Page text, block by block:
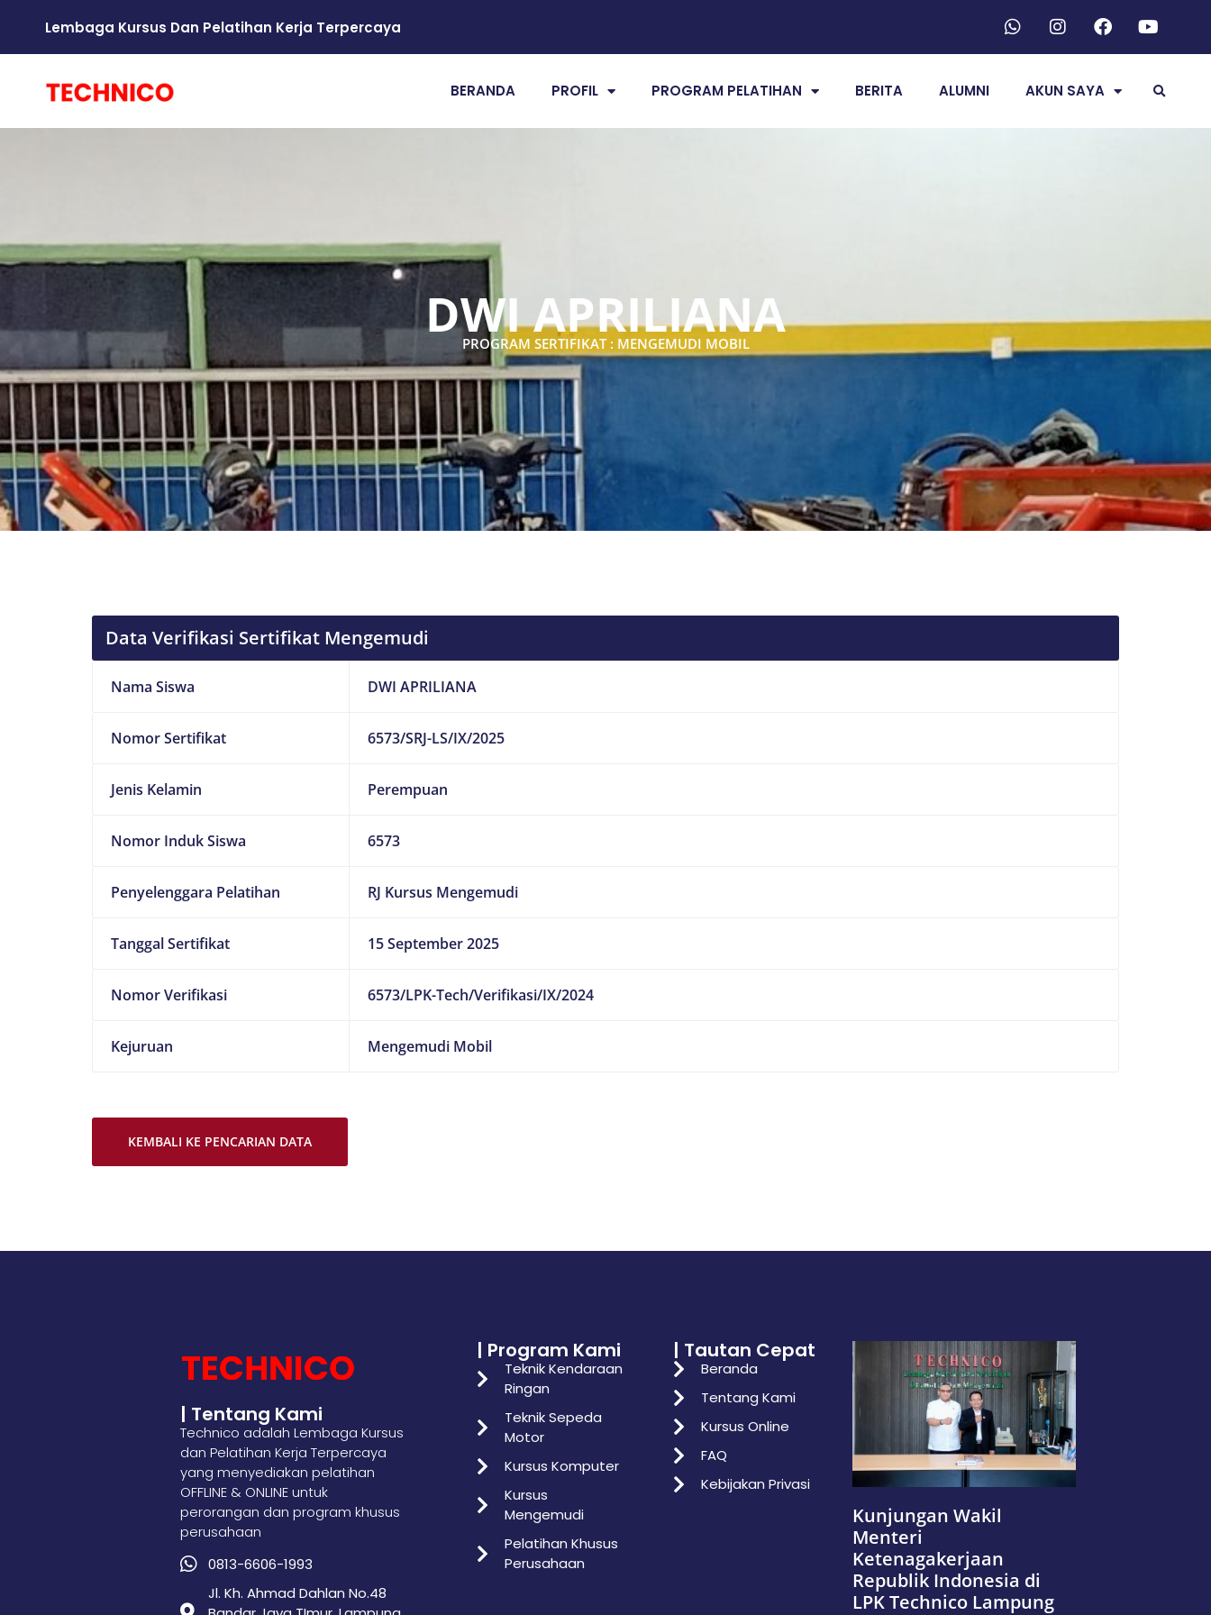
Lembaga Kursus Dan Pelatihan Kerja Terpercaya
BERANDA PROFIL PROGRAM PELATIHAN BERITA ALUMNI AKUN SAYA
DWI APRILIANA
PROGRAM SERTIFIKAT : MENGEMUDI MOBIL
Data Verifikasi Sertifikat Mengemudi
Nama Siswa DWI APRILIANA
Nomor Sertifikat 6573/SRJ-LS/IX/2025
Jenis Kelamin Perempuan
Nomor Induk Siswa 6573
Penyelenggara Pelatihan RJ Kursus Mengemudi
Tanggal Sertifikat 15 September 2025
Nomor Verifikasi 6573/LPK-Tech/Verifikasi/IX/2024
Kejuruan Mengemudi Mobil
KEMBALI KE PENCARIAN DATA
| Tentang Kami
Technico adalah Lembaga Kursus
dan Pelatihan Kerja Terpercaya
yang menyediakan pelatihan
OFFLINE & ONLINE untuk
perorangan dan program khusus
perusahaan
0813-6606-1993
Jl. Kh. Ahmad Dahlan No.48
| Program Kami
Teknik Kendaraan
Ringan
Teknik Sepeda
Motor
Kursus Komputer
Kursus
Mengemudi
Pelatihan Khusus
Perusahaan
| Tautan Cepat
Beranda
Tentang Kami
Kursus Online
FAQ
Kebijakan Privasi
Kunjungan Wakil
Menteri
Ketenagakerjaan
Republik Indonesia di
LPK Technico Lampung